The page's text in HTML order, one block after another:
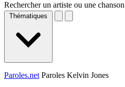
Rechercher un artiste ou une chanson
Thématiques
Paroles.net Paroles Kelvin Jones